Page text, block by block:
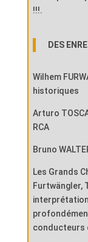
!!!.
DES
Wilhem
historiques
Arturo
RCA
Bruno
Les Grands
Furtwängler,
conducteurs